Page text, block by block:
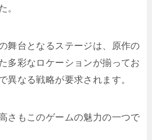
。
舞台となるステージは、原作の
多彩なロケーションが揃ってお
異なる戦略が要求されます。
さもこのゲームの魅力の一つで